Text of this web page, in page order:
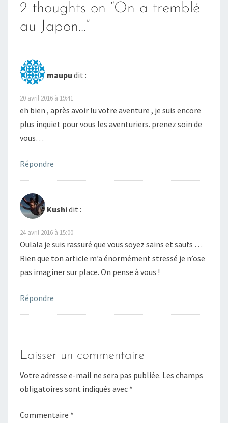
2 thoughts on “On a tremblé
au Japon…”
maupu dit :
20 avril 2016 à 19:41
eh bien , après avoir lu votre aventure , je suis encore
plus inquiet pour vous les aventuriers. prenez soin de
vous…
Répondre
Kushidit :
24 avril 2016 à 15:00
Oulala je suis rassuré que vous soyez sains et saufs …
Rien que ton article m’a énormément stressé je n’ose
pas imaginer sur place. On pense à vous !
Répondre
Laisser un commentaire
Votre adresse e-mail ne sera pas publiée. Les champs
obligatoires sont indiqués avec *
Commentaire *